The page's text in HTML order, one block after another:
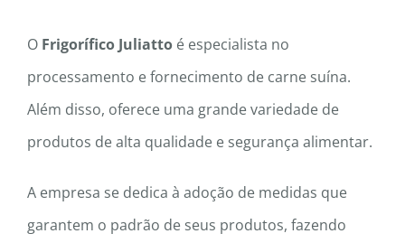
O Frigorífico Juliatto é especialista no
processamento e fornecimento de carne suína.
Além disso, oferece uma grande variedade de
produtos de alta qualidade e segurança alimentar.
A empresa se dedica à adoção de medidas que
garantem o padrão de seus produtos, fazendo